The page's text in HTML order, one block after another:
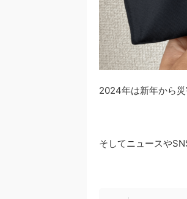
2024年は新年から災
そしてニュースや